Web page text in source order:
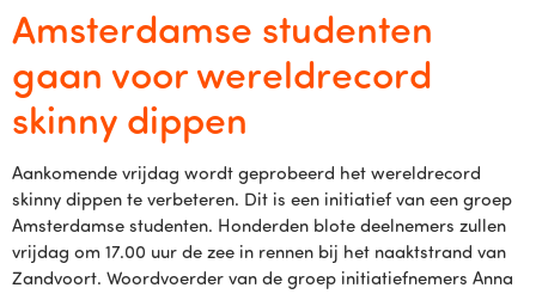
Amsterdamse studenten
gaan voor wereldrecord
skinny dippen
Aankomende vrijdag wordt geprobeerd het wereldrecord
skinny dippen te verbeteren. Dit is een initiatief van een groep
Amsterdamse studenten. Honderden blote deelnemers zullen
vrijdag om 17.00 uur de zee in rennen bij het naaktstrand van
Zandvoort. Woordvoerder van de groep initiatiefnemers Anna